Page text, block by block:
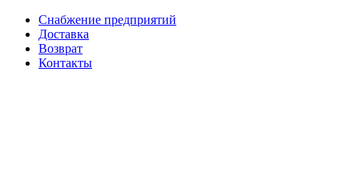
Снабжение предприятий
Доставка
Возврат
Контакты